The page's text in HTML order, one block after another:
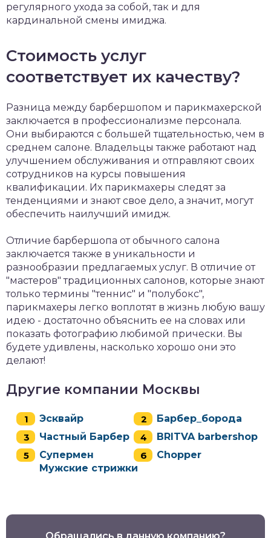
регулярного ухода за собой, так и для
кардинальной смены имиджа.
Стоимость услуг
соответствует их качеству?
Разница между барбершопом и парикмахерской
заключается в профессионализме персонала.
Они выбираются с большей тщательностью, чем в
среднем салоне. Владельцы также работают над
улучшением обслуживания и отправляют своих
сотрудников на курсы повышения
квалификации. Их парикмахеры следят за
тенденциями и знают свое дело, а значит, могут
обеспечить наилучший имидж.
Отличие барбершопа от обычного салона
заключается также в уникальности и
разнообразии предлагаемых услуг. В отличие от
"мастеров" традиционных салонов, которые знают
только термины "теннис" и "полубокс",
парикмахеры легко воплотят в жизнь любую вашу
идею - достаточно объяснить ее на словах или
показать фотографию любимой прически. Вы
будете удивлены, насколько хорошо они это
делают!
Другие компании Москвы
Эсквайр
Барбер_борода
Частный Барбер
BRITVA barbershop
Супермен
Мужские стрижки
Chopper